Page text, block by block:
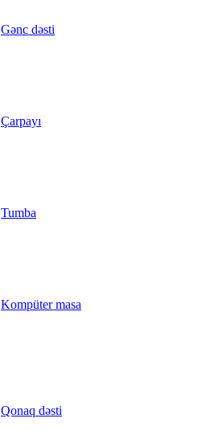
Gənc dəsti
Çarpayı
Tumba
Kompüter masa
Qonaq dəsti